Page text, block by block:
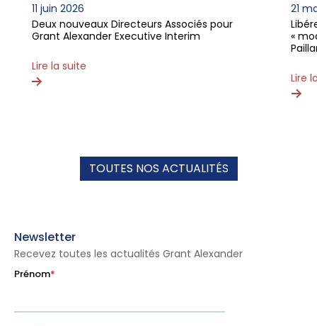
11 juin 2026
Deux nouveaux Directeurs Associés pour
Grant Alexander Executive Interim
Lire la suite
21
«
Lire
TOUTES NOS ACTUALITÉS
Newsletter
Recevez toutes les actualités Grant Alexander